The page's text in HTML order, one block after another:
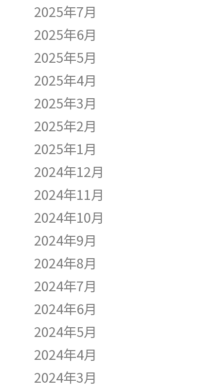
2025年7月
2025年6月
2025年5月
2025年4月
2025年3月
2025年2月
2025年1月
2024年12月
2024年11月
2024年10月
2024年9月
2024年8月
2024年7月
2024年6月
2024年5月
2024年4月
2024年3月